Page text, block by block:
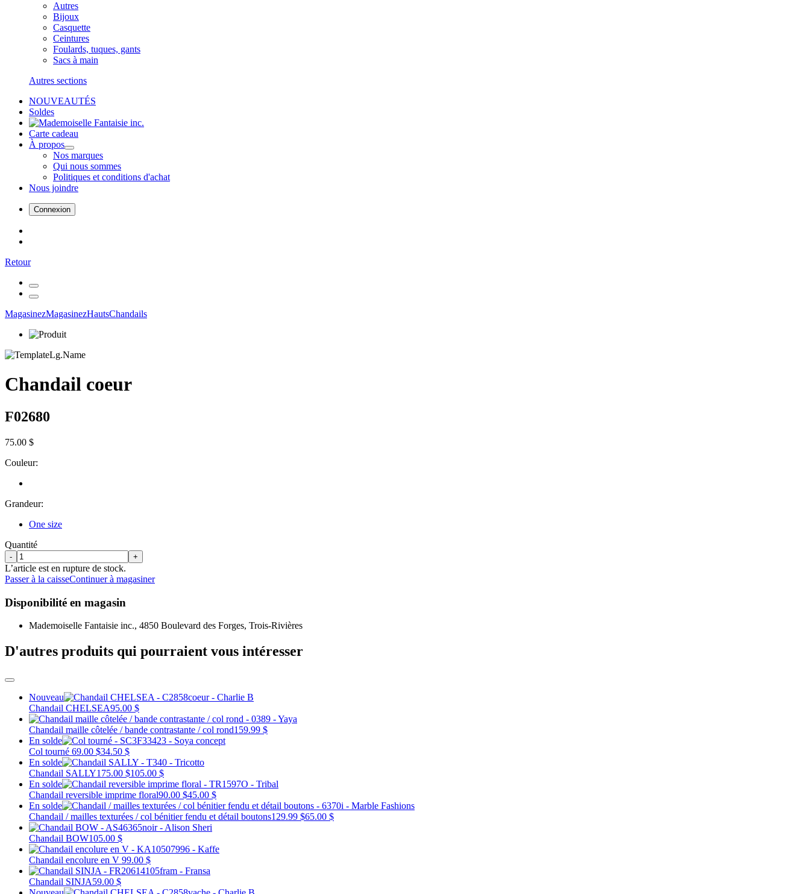
Autres
Bijoux
Casquette
Ceintures
Foulards, tuques, gants
Sacs à main
Autres sections
NOUVEAUTÉS
Soldes
Carte cadeau
À propos
Nos marques
Qui nous sommes
Politiques et conditions d'achat
Nous joindre
Connexion
Retour
MagasinezMagasinezHautsChandails
Chandail coeur
F02680
75.00 $
Couleur:
Grandeur:
One size
Quantité
- +
L’article est en rupture de stock.
Passer à la caisseContinuer à magasiner
Disponibilité en magasin
Mademoiselle Fantaisie inc., 4850 Boulevard des Forges, Trois-Rivières
D'autres produits qui pourraient vous intéresser
Nouveau
Chandail CHELSEA95.00 $
Chandail maille côtelée / bande contrastante / col rond159.99 $
En solde
Col tourné 69.00 $34.50 $
En solde
Chandail SALLY175.00 $105.00 $
En solde
Chandail reversible imprime floral90.00 $45.00 $
En solde
Chandail / mailles texturées / col bénitier fendu et détail boutons129.99 $65.00 $
Chandail BOW105.00 $
Chandail encolure en V 99.00 $
Chandail SINJA59.00 $